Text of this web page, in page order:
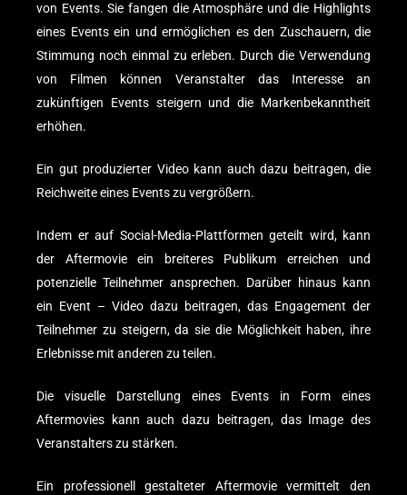
von Events. Sie fangen die Atmosphäre und die Highlights
eines Events ein und ermöglichen es den Zuschauern, die
Stimmung noch einmal zu erleben. Durch die Verwendung
von Filmen können Veranstalter das Interesse an
zukünftigen Events steigern und die Markenbekanntheit
erhöhen.
Ein gut produzierter Video kann auch dazu beitragen, die
Reichweite eines Events zu vergrößern.
Indem er auf Social-Media-Plattformen geteilt wird, kann
der Aftermovie ein breiteres Publikum erreichen und
potenzielle Teilnehmer ansprechen. Darüber hinaus kann
ein Event – Video dazu beitragen, das Engagement der
Teilnehmer zu steigern, da sie die Möglichkeit haben, ihre
Erlebnisse mit anderen zu teilen.
Die visuelle Darstellung eines Events in Form eines
Aftermovies kann auch dazu beitragen, das Image des
Veranstalters zu stärken.
Ein professionell gestalteter Aftermovie vermittelt den